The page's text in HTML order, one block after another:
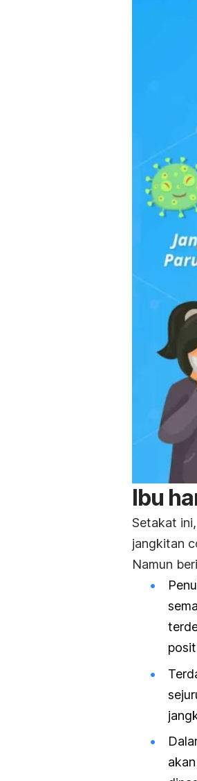
Ibu
Setakat
jangkitan
Namun